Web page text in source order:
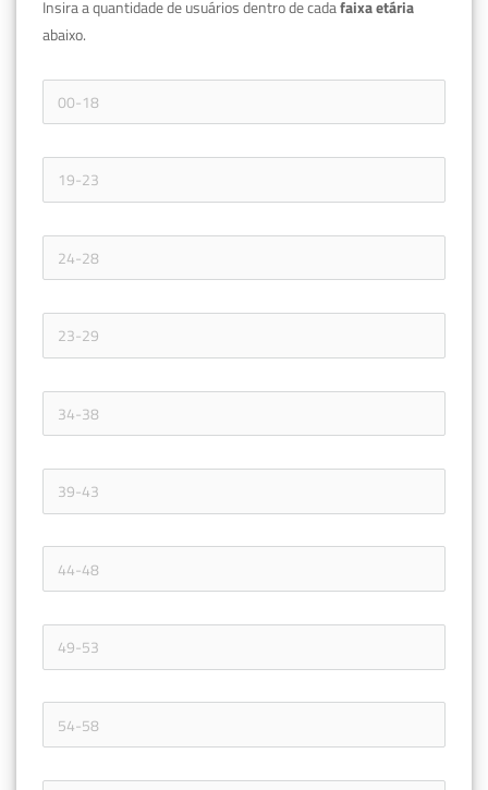
Insira a quantidade de usuários dentro de cada
abaixo.